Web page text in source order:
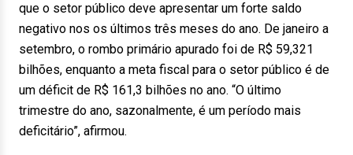
que o setor público deve apresentar um forte saldo
negativo nos os últimos três meses do ano. De janeiro a
setembro, o rombo primário apurado foi de R$ 59,321
bilhões, enquanto a meta fiscal para o setor público é de
um déficit de R$ 161,3 bilhões no ano. “O último
trimestre do ano, sazonalmente, é um período mais
deficitário”, afirmou.